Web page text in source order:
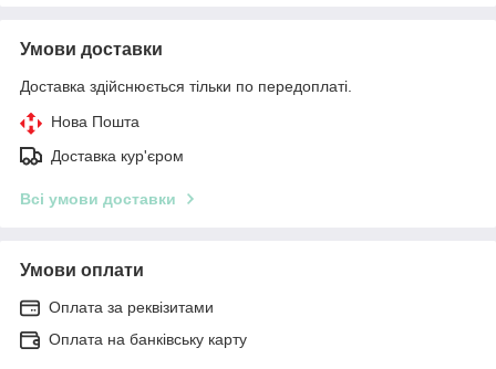
Умови доставки
Доставка здійснюється тільки по передоплаті.
Нова Пошта
Доставка кур'єром
Всі умови доставки
Умови оплати
Оплата за реквізитами
Оплата на банківську карту